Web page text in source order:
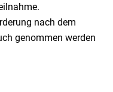
nach dem
genommen werden